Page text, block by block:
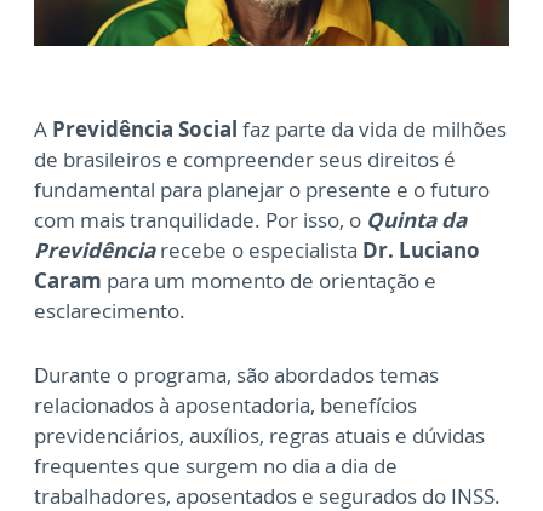
A Previdência Social faz parte da vida de milhões
de brasileiros e compreender seus direitos é
fundamental para planejar o presente e o futuro
com mais tranquilidade. Por isso, o Quinta da
Previdênciarecebe o especialista Dr. Luciano
Caram para um momento de orientação e
esclarecimento.
Durante o programa, são abordados temas
relacionados à aposentadoria, benefícios
previdenciários, auxílios, regras atuais e dúvidas
frequentes que surgem no dia a dia de
trabalhadores, aposentados e segurados do INSS.